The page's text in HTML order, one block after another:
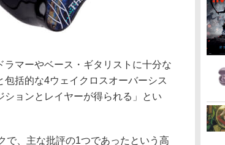
マーやベース・ギタリストに十分な
括的な4ウェイクロスオーバーシス
ョンとレイヤーが得られる」とい
で、主な批評の1つであったという高